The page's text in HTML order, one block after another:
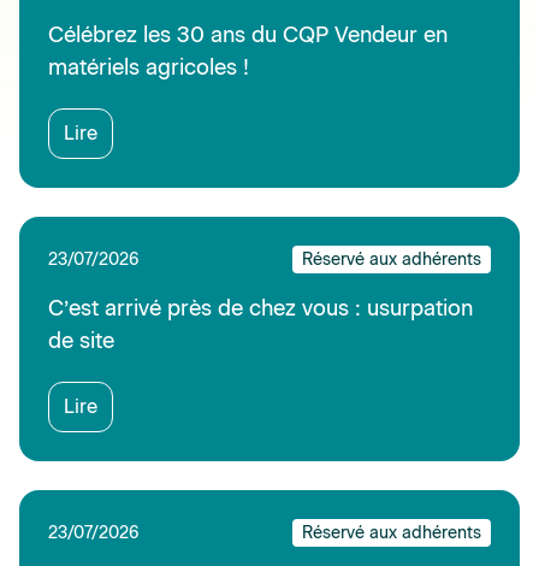
Célébrez les 30 ans du CQP Vendeur en
matériels agricoles !
Lire
23/07/2026 Réservé aux adhérents
C’est arrivé près de chez vous : usurpation
de site
Lire
23/07/2026 Réservé aux adhérents